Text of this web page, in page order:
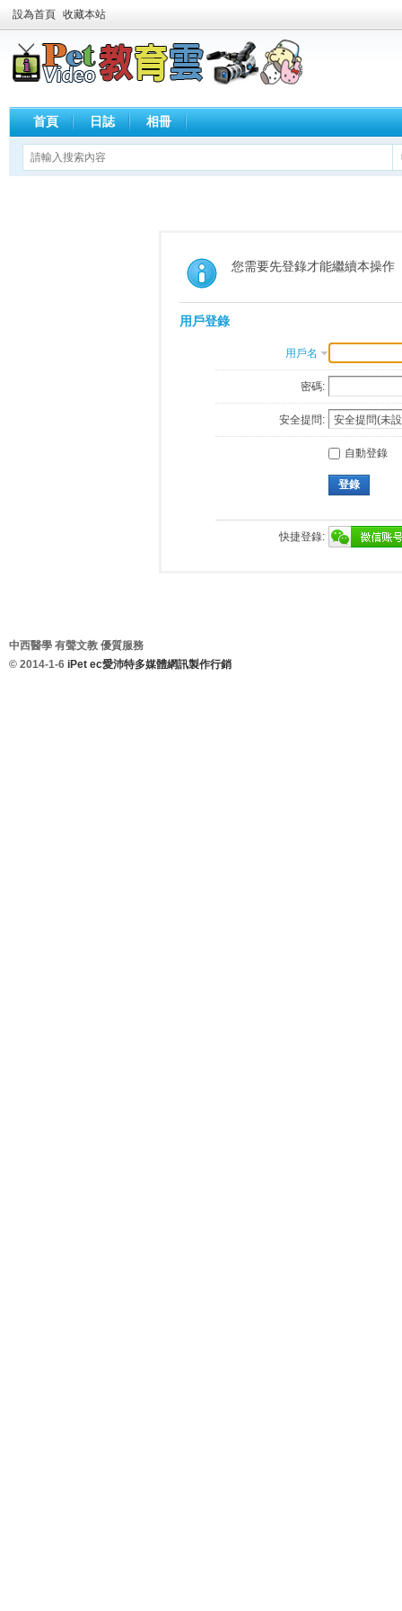
設為首頁 收藏本站
首頁 日誌 相冊
您需要先登錄才能繼續本操作
用戶登錄
用戶名
密碼:
安全提問:
自動登錄
登錄
快捷登錄:
中西醫學 有聲文教 優質服務
© 2014-1-6 iPet ec愛沛特多媒體網訊製作行銷